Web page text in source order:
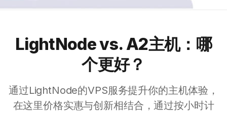
LightNode vs. A2主机：哪
个更好？
通过LightNode的VPS服务提升你的主机体验，
在这里价格实惠与创新相结合，通过按小时计